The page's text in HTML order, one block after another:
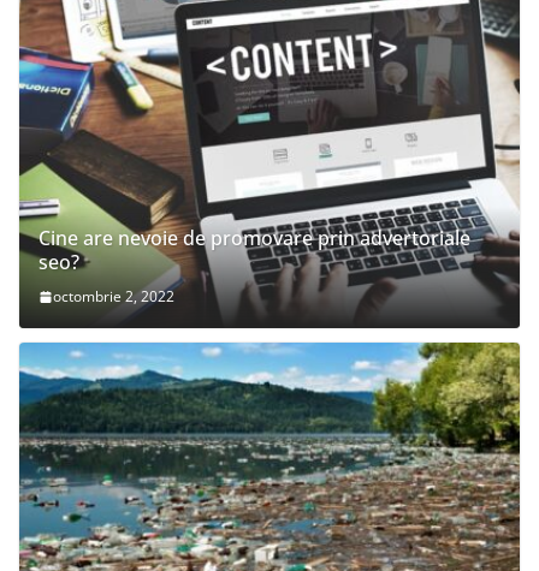
Cine are nevoie de promovare prin advertoriale
seo?
octombrie 2, 2022